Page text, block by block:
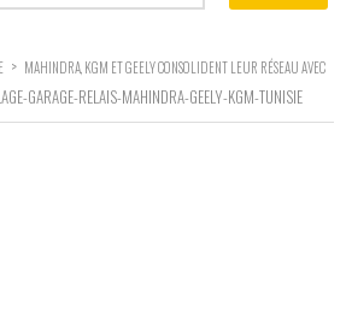
> MAHINDRA, KGM ET GEELY CONSOLIDENT LEUR RÉSEAU AVEC
GARAGE-RELAIS-MAHINDRA-GEELY-KGM-TUNISIE